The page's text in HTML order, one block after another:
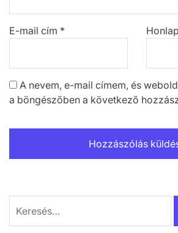
E-mail cím * Honlap
A nevem, e-mail címem, és
a böngészőben a következő